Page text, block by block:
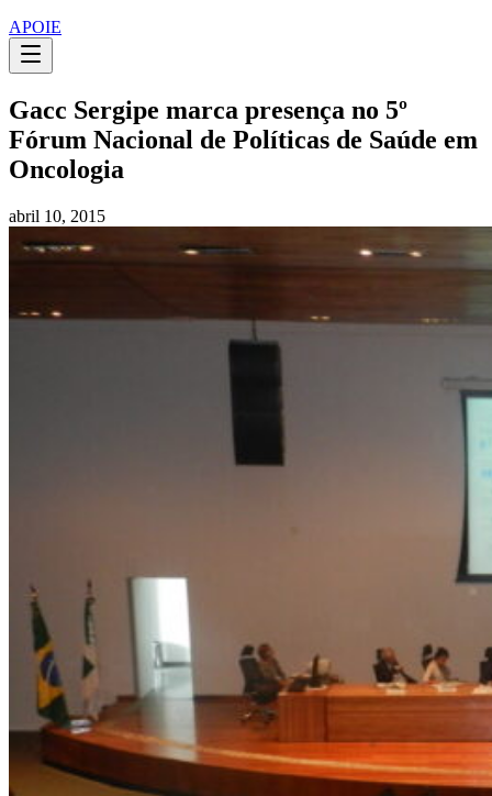
APOIE
Gacc Sergipe marca presença no 5º
Fórum Nacional de Políticas de Saúde em
Oncologia
abril 10, 2015